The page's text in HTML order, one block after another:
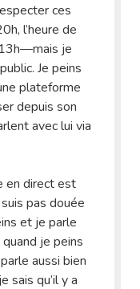
ces
l’heure de
je
Je peins
plateforme
depuis son
avec lui via
en direct est
pas douée
et je parle
je peins
aussi bien
sais qu’il y a